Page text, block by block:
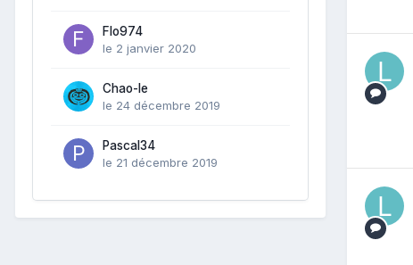
Flo974
le 2 janvier 2020
Chao-le
le 24 décembre 2019
Pascal34
le 21 décembre 2019